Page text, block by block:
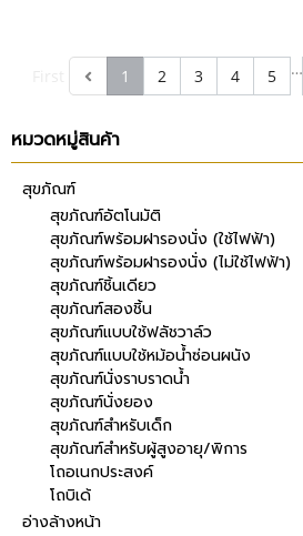
1 2 3 4 5 …
หมวดหมู่สินค้า
สุขภัณฑ์
สุขภัณฑ์อัตโนมัติ
สุขภัณฑ์พร้อมฝารองนั่ง (ใช้ไฟฟ้า)
สุขภัณฑ์พร้อมฝารองนั่ง (ไม่ใช้ไฟฟ้า)
สุขภัณฑ์ชิ้นเดียว
สุขภัณฑ์สองชิ้น
สุขภัณฑ์แบบใช้ฟลัชวาล์ว
สุขภัณฑ์แบบใช้หม้อน้ำซ่อนผนัง
สุขภัณฑ์นั่งราบราดน้ำ
สุขภัณฑ์นั่งยอง
สุขภัณฑ์สำหรับเด็ก
สุขภัณฑ์สำหรับผู้สูงอายุ/พิการ
โถอเนกประสงค์
โถบิเด้
อ่างล้างหน้า